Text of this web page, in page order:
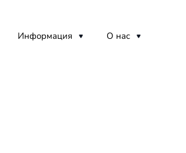
Информация О нас